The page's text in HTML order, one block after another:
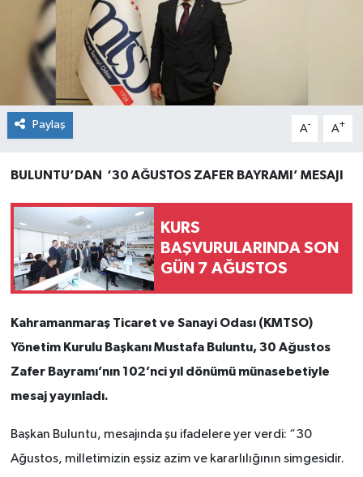
Paylaş A- A+
BULUNTU’DAN ‘30 AĞUSTOS ZAFER BAYRAMI’ MESAJI
KURS
BAŞVURULARINDA SON
GÜN 7 AĞUSTOS
Kahramanmaraş Ticaret ve Sanayi Odası (KMTSO)
Yönetim Kurulu Başkanı Mustafa Buluntu, 30 Ağustos
Zafer Bayramı’nın 102’nci yıl dönümü münasebetiyle
mesaj yayınladı.
Başkan Buluntu, mesajında şu ifadelere yer verdi: “30
Ağustos, milletimizin eşsiz azim ve kararlılığının simgesidir.